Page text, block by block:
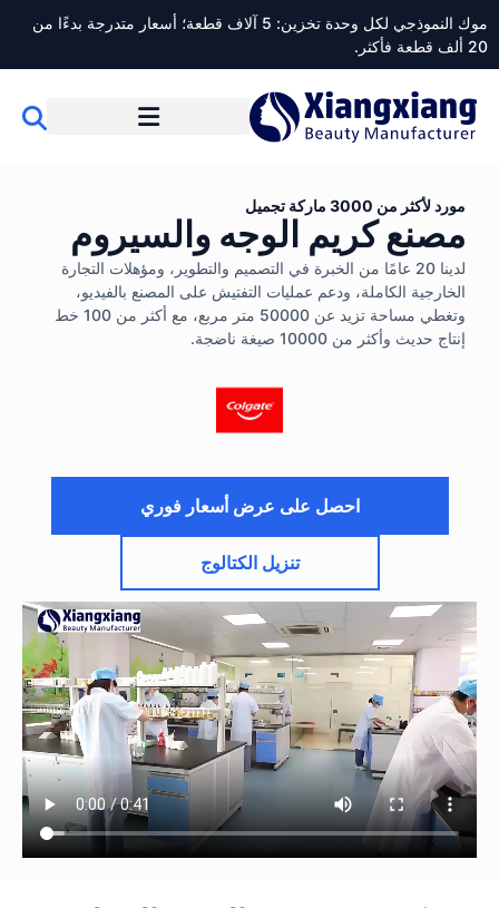
موك النموذجي لكل وحدة تخزين: 5 آلاف قطعة؛ أسعار متدرجة بدءًا من
20 ألف قطعة فأكثر.
مورد لأكثر من 3000 ماركة تجميل
مصنع كريم الوجه والسيروم
لدينا 20 عامًا من الخبرة في التصميم والتطوير، ومؤهلات التجارة
الخارجية الكاملة، ودعم عمليات التفتيش على المصنع بالفيديو،
وتغطي مساحة تزيد عن 50000 متر مربع، مع أكثر من 100 خط
إنتاج حديث وأكثر من 10000 صيغة ناضجة.
احصل على عرض أسعار فوري
تنزيل الكتالوج